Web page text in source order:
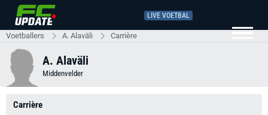
LIVE VOETBAL
Voetballers A. Alaväli Carrière
A. Alaväli
Middenvelder
Carrière